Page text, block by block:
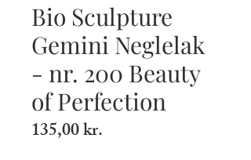
Bio Sculpture
Gemini Neglelak
- nr. 200 Beauty
of Perfection
135,00 kr.